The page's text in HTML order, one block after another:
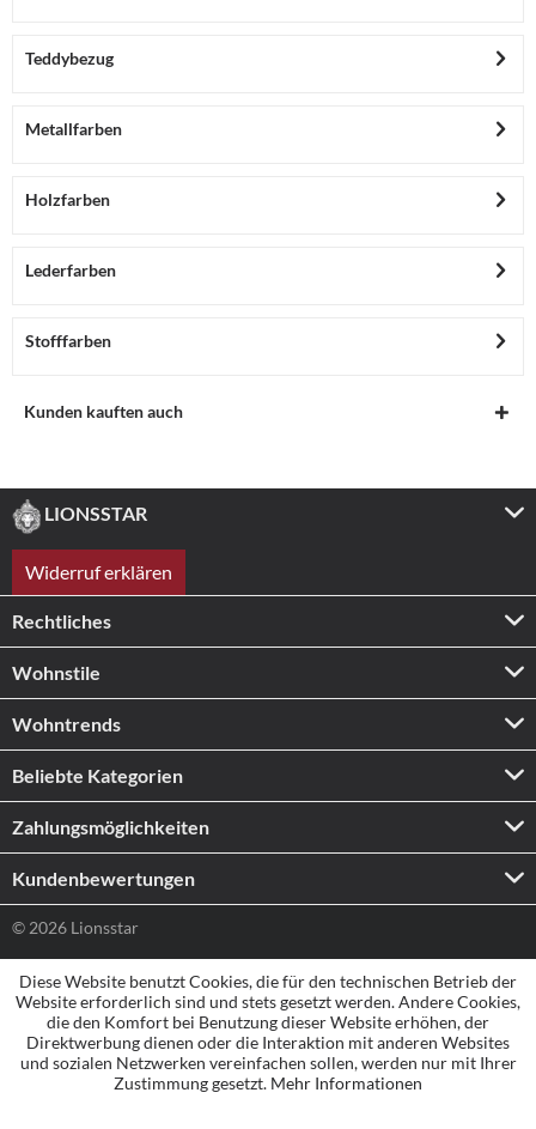
Teddybezug
Metallfarben
Holzfarben
Lederfarben
Stofffarben
Kunden kauften auch
LIONSSTAR
Widerruf erklären
Rechtliches
Wohnstile
Wohntrends
Beliebte Kategorien
Zahlungs­möglichkeiten
Kundenbewertungen
© 2026 Lionsstar
Diese Website benutzt Cookies, die für den technischen Betrieb der
Website erforderlich sind und stets gesetzt werden. Andere Cookies,
die den Komfort bei Benutzung dieser Website erhöhen, der
Direktwerbung dienen oder die Interaktion mit anderen Websites
und sozialen Netzwerken vereinfachen sollen, werden nur mit Ihrer
Zustimmung gesetzt. Mehr Informationen